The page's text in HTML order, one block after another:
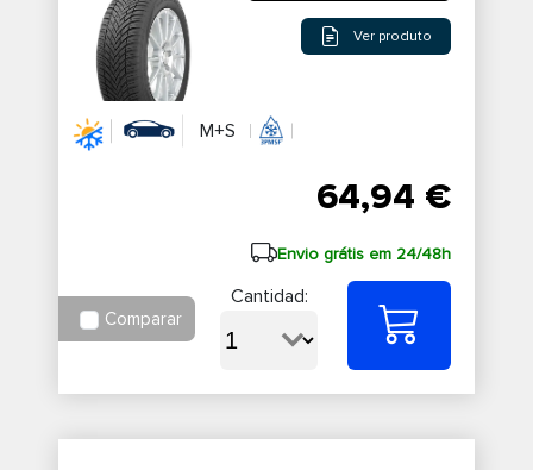
Ver produto
M+S
64,94 €
Envio grátis em 24/48h
Comparar
Cantidad: